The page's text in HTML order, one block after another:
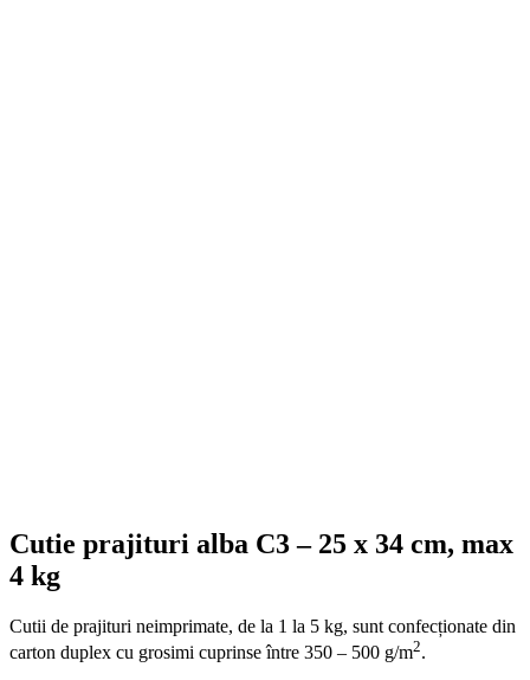
Cutie prajituri alba C3 – 25 x 34 cm, max
4 kg
Cutii de prajituri neimprimate, de la 1 la 5 kg, sunt confecționate din
carton duplex cu grosimi cuprinse între 350 – 500 g/m2.